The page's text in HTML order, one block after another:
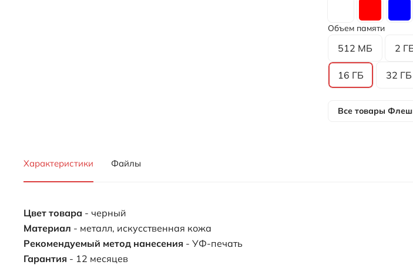
Объем памяти
512 МБ 2
16 ГБ 32 ГБ
Все товары
Характеристики Файлы
Цвет товара - черный
Материал - металл, искусственная кожа
Рекомендуемый метод нанесения - УФ-печать
Гарантия - 12 месяцев